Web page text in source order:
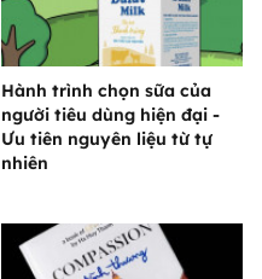
Hành trình chọn sữa của
người tiêu dùng hiện đại -
Ưu tiên nguyên liệu từ tự
nhiên